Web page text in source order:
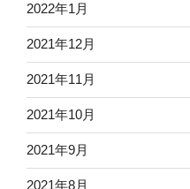
2022年1月
2021年12月
2021年11月
2021年10月
2021年9月
2021年8月